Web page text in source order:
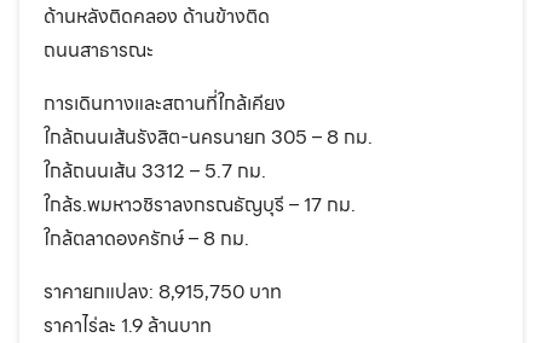
ด้านหลังติดคลอง ด้านข้างติด
ถนนสาธารณะ
การเดินทางและสถานที่ใกล้เคียง
ใกล้ถนนเส้นรังสิต-นครนายก 305 – 8 กม.
ใกล้ถนนเส้น 3312 – 5.7 กม.
ใกล้ร.พมหาวชิราลงกรณธัญบุรี – 17 กม.
ใกล้ตลาดองครักษ์ – 8 กม.
ราคายกแปลง: 8,915,750 บาท
ราคาไร่ละ 1.9 ล้านบาท